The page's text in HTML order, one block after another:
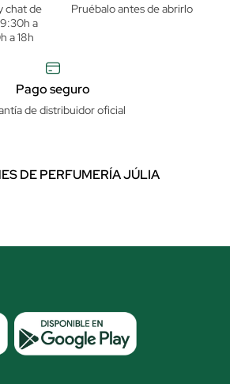
chat de
a
a 18h
Pruébalo antes de abrirlo
Pago seguro
de distribuidor oficial
DE PERFUMERÍA JÚLIA